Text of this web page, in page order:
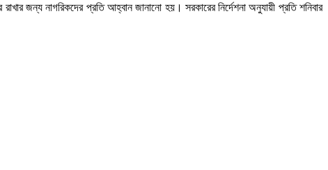
জন্য নাগরিকদের প্রতি আহ্বান জানানো হয়। সরকারের নির্দেশনা অনুযায়ী প্রতি শনিবার